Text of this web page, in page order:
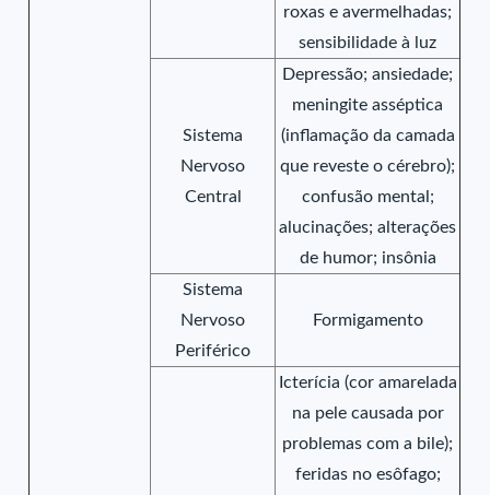
roxas e avermelhadas;
sensibilidade à luz
Sistema
Nervoso
Central
Depressão; ansiedade;
meningite asséptica
(inflamação da camada
que reveste o cérebro);
confusão mental;
alucinações; alterações
de humor; insônia
Sistema
Nervoso
Periférico
Formigamento
Icterícia (cor amarelada
na pele causada por
problemas com a bile);
feridas no esôfago;